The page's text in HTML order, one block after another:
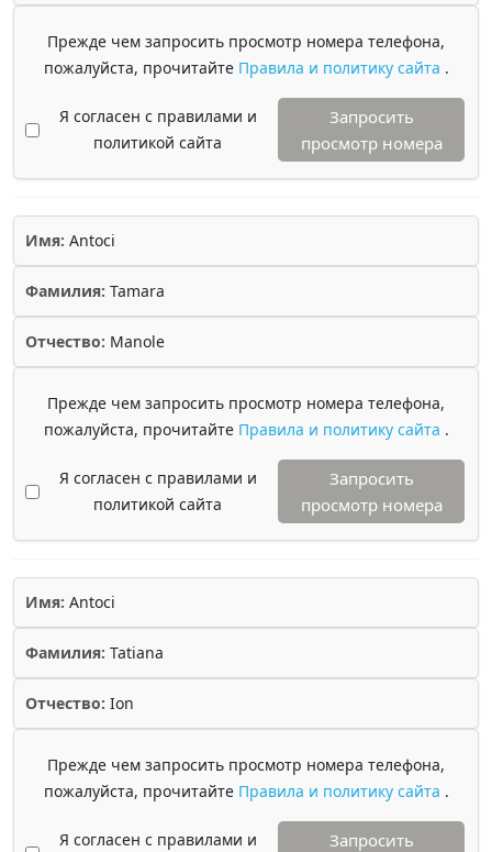
Прежде чем запросить просмотр номера телефона,
пожалуйста, прочитайте Правила и политику сайта .
Я согласен с правилами и
политикой сайта
Запросить
просмотр номера
Имя: Antoci
Фамилия: Tamara
Отчество: Manole
Прежде чем запросить просмотр номера телефона,
пожалуйста, прочитайте Правила и политику сайта .
Я согласен с правилами и
политикой сайта
Запросить
просмотр номера
Имя: Antoci
Фамилия: Tatiana
Отчество: Ion
Прежде чем запросить просмотр номера телефона,
пожалуйста, прочитайте Правила и политику сайта .
Я согласен с правилами и
Запросить